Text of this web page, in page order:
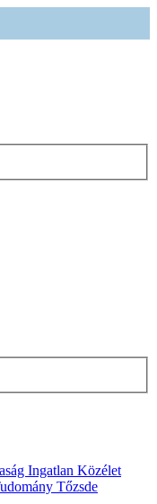
Ingatlan Közélet
Tőzsde